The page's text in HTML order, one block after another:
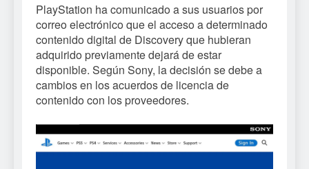
PlayStation ha comunicado a sus usuarios por
correo electrónico que el acceso a determinado
contenido digital de Discovery que hubieran
adquirido previamente dejará de estar
disponible. Según Sony, la decisión se debe a
cambios en los acuerdos de licencia de
contenido con los proveedores.